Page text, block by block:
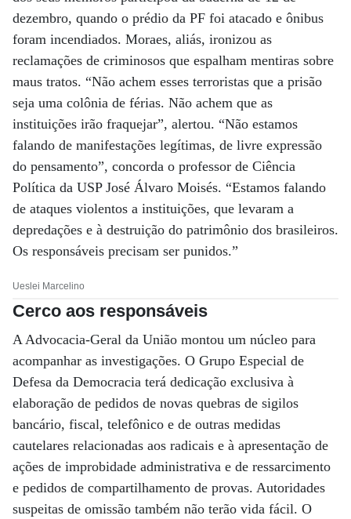
dezembro, quando o prédio da PF foi atacado e ônibus
foram incendiados. Moraes, aliás, ironizou as
reclamações de criminosos que espalham mentiras sobre
maus tratos. “Não achem esses terroristas que a prisão
seja uma colônia de férias. Não achem que as
instituições irão fraquejar”, alertou. “Não estamos
falando de manifestações legítimas, de livre expressão
do pensamento”, concorda o professor de Ciência
Política da USP José Álvaro Moisés. “Estamos falando
de ataques violentos a instituições, que levaram a
depredações e à destruição do patrimônio dos brasileiros.
Os responsáveis precisam ser punidos.”
Ueslei Marcelino
Cerco aos responsáveis
A Advocacia-Geral da União montou um núcleo para
acompanhar as investigações. O Grupo Especial de
Defesa da Democracia terá dedicação exclusiva à
elaboração de pedidos de novas quebras de sigilos
bancário, fiscal, telefônico e de outras medidas
cautelares relacionadas aos radicais e à apresentação de
ações de improbidade administrativa e de ressarcimento
e pedidos de compartilhamento de provas. Autoridades
suspeitas de omissão também não terão vida fácil. O